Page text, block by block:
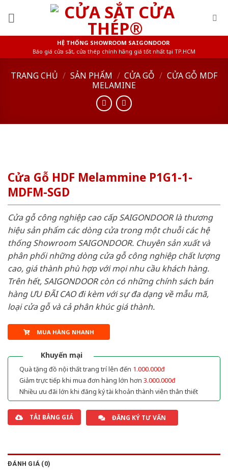
HỆ THỐNG SHOWROOM SAIGONDOOR
Báo giá cửa sắt, cửa thép chính hãng giá tốt nhất tại TP.HCM
TRANG CHỦ / SẢN PHẨM / CỬA GỖ / CỬA GỖ MDF
MELAMINE
Cửa Gỗ HDF Melammine P1G1-1-
MDFM-SGD
Cửa gỗ công nghiệp cao cấp SAIGONDOOR là thương
hiệu sản phẩm các dòng cửa trong một chuỗi các hệ
thống Showroom SAIGONDOOR. Chuyên sản xuất và
phân phối những dòng cửa gỗ công nghiệp chất lượng
cao, giá thành phù hợp với mọi nhu cầu khách hàng.
Trên hết, SAIGONDOOR còn có những chính sách bán
hàng ƯU ĐÃI CAO đi kèm với sự đa dạng về mẫu mã,
loại cửa gỗ và cả phân khúc giá thành.
MUA HÀNG NHANH
Khuyến mại
Quà tặng đồ nội thất trang trí lên đến 1.000.000đ
Giảm trực tiếp khi mua đơn hàng lớn hơn 3.000.000đ
Nhiều ưu đãi lớn khi đăng ký tài khoản thành viên thân thiết
TẢI BẢNG GIÁ ĐĂNG KÝ TƯ VẤN
ĐÁNH GIÁ (0)